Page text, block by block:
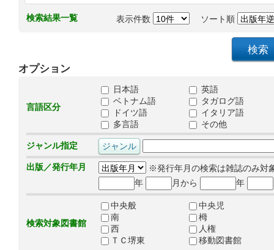
検索結果一覧 表示件数 ソート順
オプション
言語区分
日本語
英語
ベトナム語
タガログ語
ドイツ語
イタリア語
多言語
その他
ジャンル指定
出版／発行年月
※発行年月の検索は雑誌のみ対
年
月から 年
検索対象図書館
中央般
中央児
南
栂
西
人権
ＴＣ堺東
移動図書館